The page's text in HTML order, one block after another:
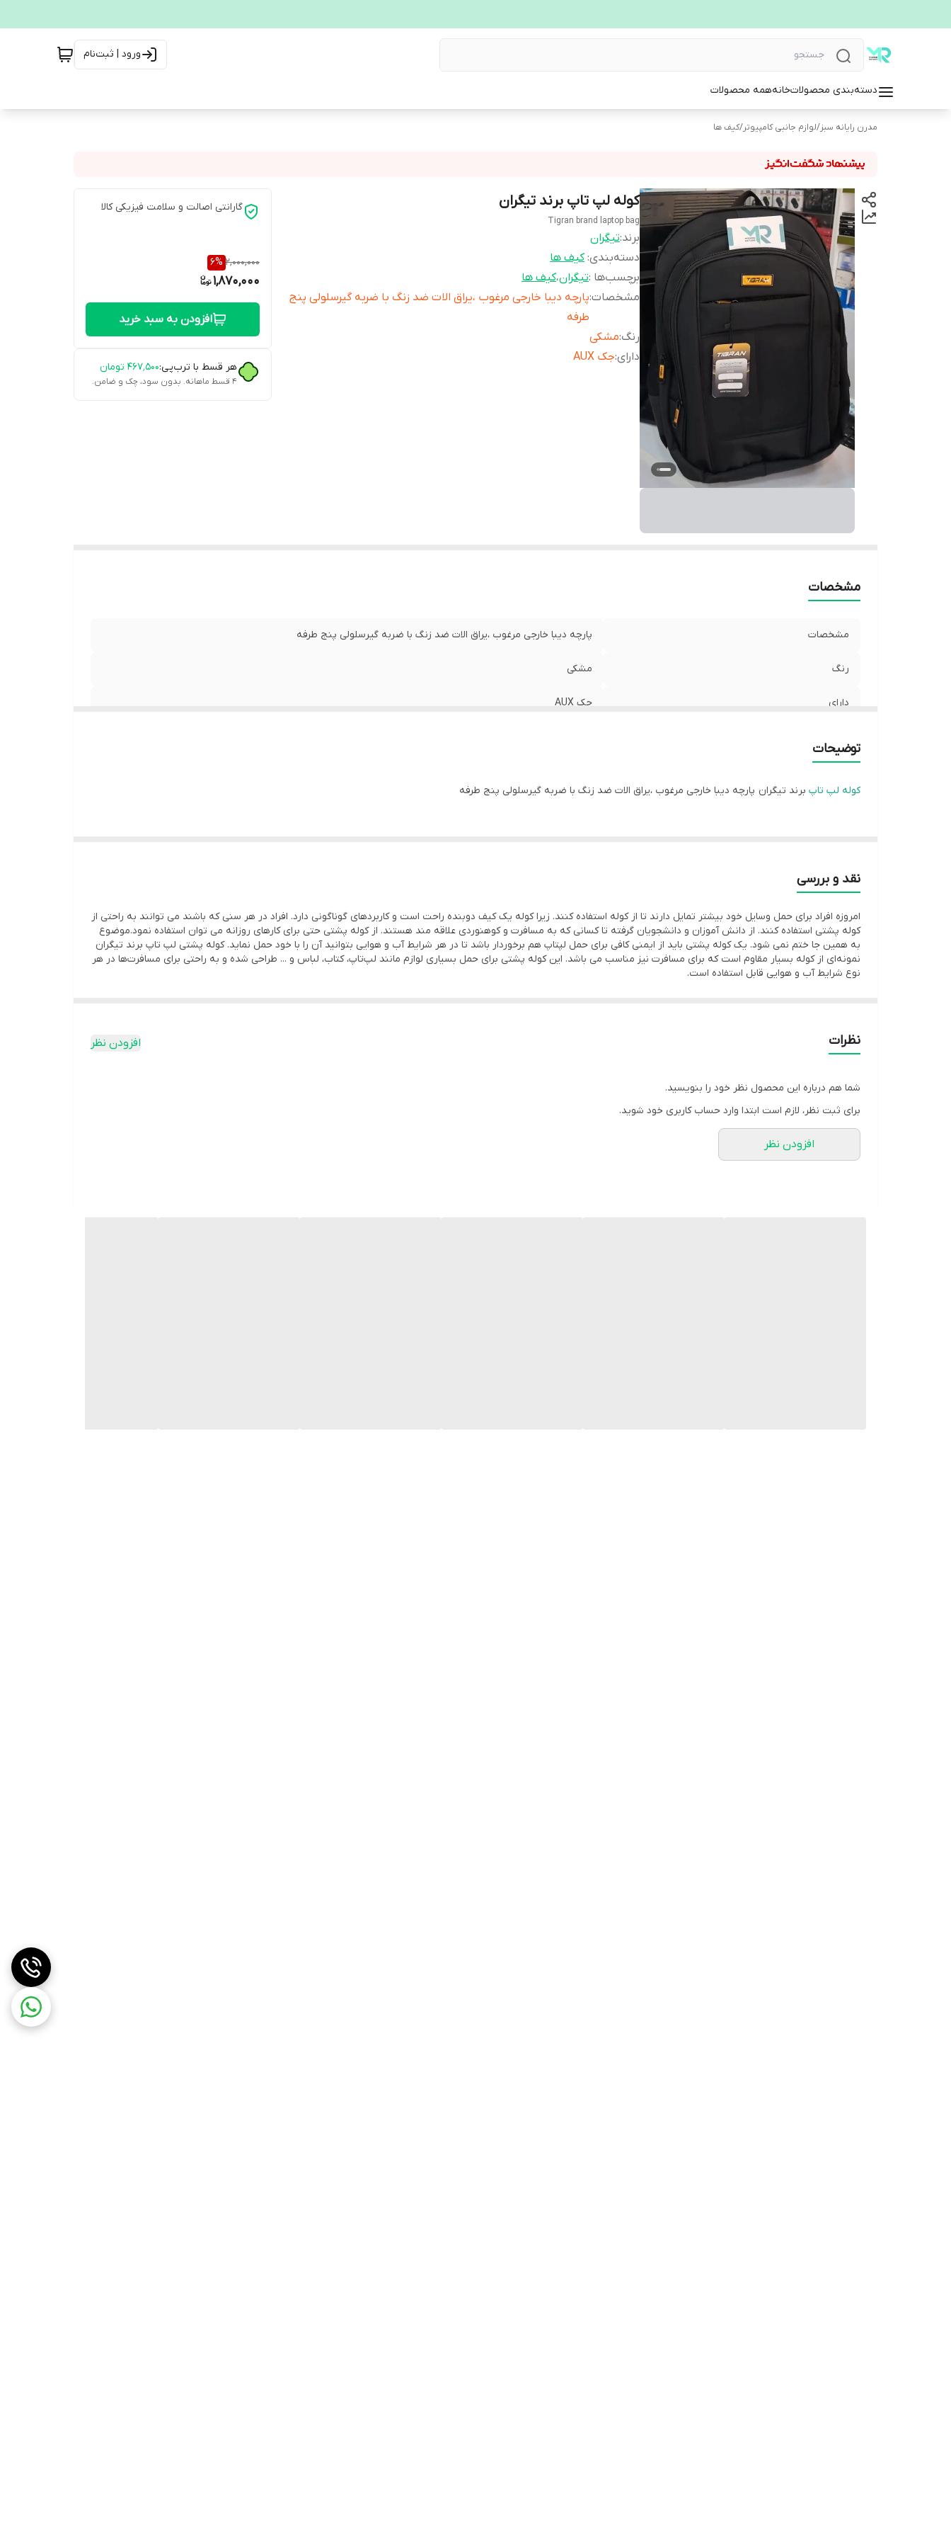
ورود | ثبت‌نام
دسته‌بندی محصولاتخانههمه محصولات
مدرن رایانه سبز/لوازم جانبی کامپیوتر/کیف ها
کوله لپ تاپ برند تیگران
Tigran brand laptop bag
برند:تیگران
دسته‌بندی:کیف ها
برچسب‌ها :تیگران،کیف ها
مشخصات:پارچه دیبا خارجی مرغوب ،یراق الات ضد زنگ با ضربه گیرسلولی پنج
طرفه
رنگ:مشکی
دارای:جک AUX
گارانتی اصالت و سلامت فیزیکی کالا
2,000,000
6%
1,870,000
افزودن به سبد خرید
هر قسط با ترب‌پی:۴۶۷٬۵۰۰ تومان
۴ قسط ماهانه. بدون سود، چک و ضامن.
مشخصات
مشخصات پارچه دیبا خارجی مرغوب ،یراق الات ضد زنگ با ضربه گیرسلولی پنج طرفه
رنگ مشکی
دارای جک AUX
توضیحات
کوله لپ تاپ برند تیگران پارچه دیبا خارجی مرغوب ،یراق الات ضد زنگ با ضربه گیرسلولی پنج طرفه
نقد و بررسی
امروزه افراد برای حمل وسایل خود بیشتر تمایل دارند تا از کوله استفاده کنند. زیرا کوله یک کیف دوبنده راحت است و کاربردهای گوناگونی دارد. افراد در هر سنی که باشند می توانند به راحتی از
کوله پشتی استفاده کنند. از دانش آموزان و دانشجویان گرفته تا کسانی که به مسافرت و کوهنوردی علاقه مند هستند. از کوله پشتی حتی برای کارهای روزانه می توان استفاده نمود.موضوع
به همین جا ختم نمی شود. یک کوله پشتی باید از ایمنی کافی برای حمل لپ‎تاپ هم برخوردار باشد تا در هر شرایط آب و هوایی بتوانید آن را با خود حمل نماید. کوله پشتی لپ تاپ برند تیگران
نمونه‌ای از کوله بسیار مقاوم است که برای مسافرت نیز مناسب می باشد. این کوله پشتی برای حمل بسیاری لوازم مانند لپ‌تاپ، کتاب، لباس و ... طراحی شده و به راحتی برای مسافرت‌ها در هر
نوع شرایط آب و هوایی قابل استفاده است.
نظرات افزودن نظر
شما هم درباره این محصول نظر خود را بنویسید.
برای ثبت نظر، لازم است ابتدا وارد حساب کاربری خود شوید.
افزودن نظر